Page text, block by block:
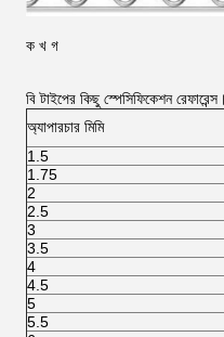
ক খ গ
বি টাইপের কিছু স্পেসিফিকেশন
অ্যাপারচার মিমি
1.5
1.75
2
2.5
3
3.5
4
4.5
5
5.5